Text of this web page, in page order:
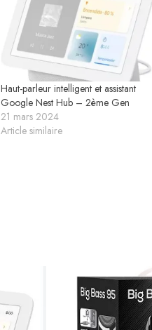
Haut-parleur intelligent et assistant
Google Nest Hub – 2ème Gen
21 mars 2024
Article similaire